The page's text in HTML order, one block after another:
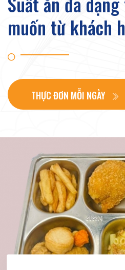
muốn từ khách
THỰC ĐƠN MỖI NGÀY